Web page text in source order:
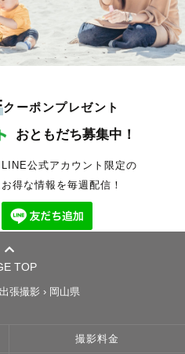
クーポンプレゼント
おともだち募集中！
LINE公式アカウント限定の
お得な情報を毎週配信！
TOP
張撮影 › 岡山県
撮影料金